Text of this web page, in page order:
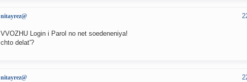
nitayrez@
VVOZHU Login i Parol no net soedeneniya!
chto delat'?
nitayrez@